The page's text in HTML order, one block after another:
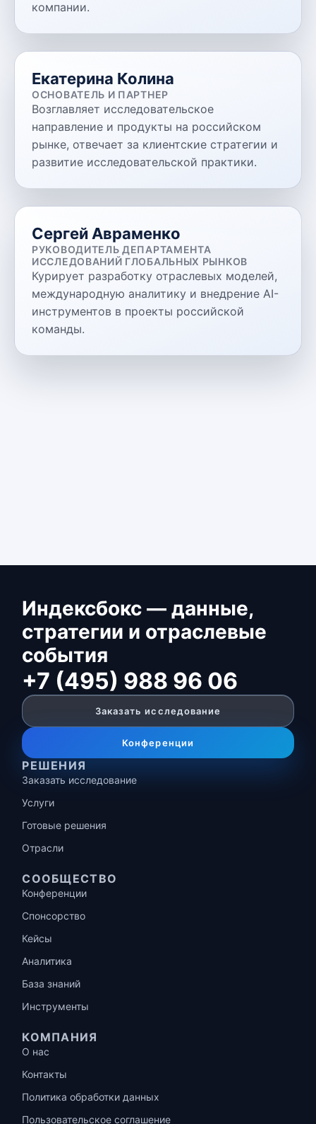
компании.
Екатерина Колина
ОСНОВАТЕЛЬ И ПАРТНЕР
Возглавляет исследовательское
направление и продукты на российском
рынке, отвечает за клиентские стратегии и
развитие исследовательской практики.
Сергей Авраменко
РУКОВОДИТЕЛЬ ДЕПАРТАМЕНТА
ИССЛЕДОВАНИЙ ГЛОБАЛЬНЫХ РЫНКОВ
Курирует разработку отраслевых моделей,
международную аналитику и внедрение AI-
инструментов в проекты российской
команды.
Индексбокс — данные,
стратегии и отраслевые
события
+7 (495) 988 96 06
Заказать исследование
Конференции
РЕШЕНИЯ
Заказать исследование
Услуги
Готовые решения
Отрасли
СООБЩЕСТВО
Конференции
Спонсорство
Кейсы
Аналитика
База знаний
Инструменты
КОМПАНИЯ
О нас
Контакты
Политика обработки данных
Пользовательское соглашение